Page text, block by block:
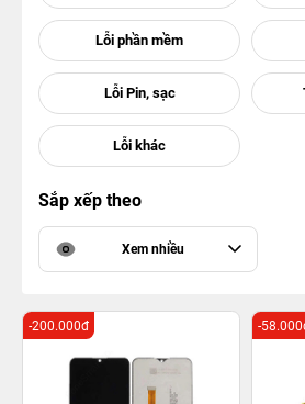
Sắp xếp theo
Xem nhiều
-200.000đ -